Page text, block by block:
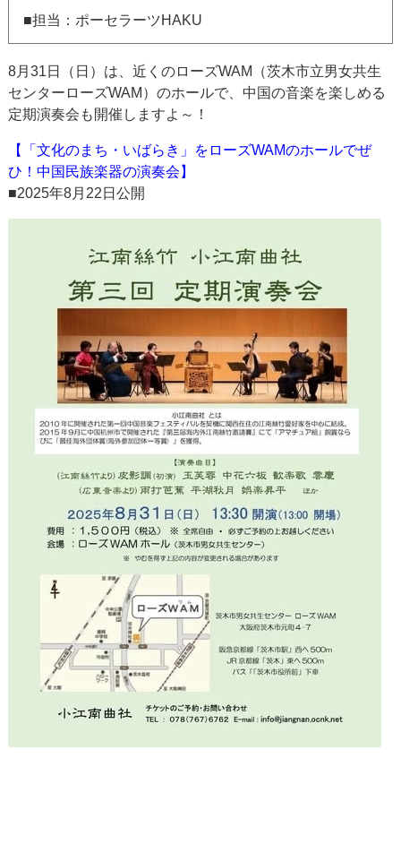
■担当：ポーセラーツHAKU
8月31日（日）は、近くのローズWAM（茨木市立男女共生
センターローズWAM）のホールで、中国の音楽を楽しめる
定期演奏会も開催しますよ～！
【「文化のまち・いばらき」をローズWAMのホールでぜ
ひ！中国民族楽器の演奏会】
■2025年8月22日公開